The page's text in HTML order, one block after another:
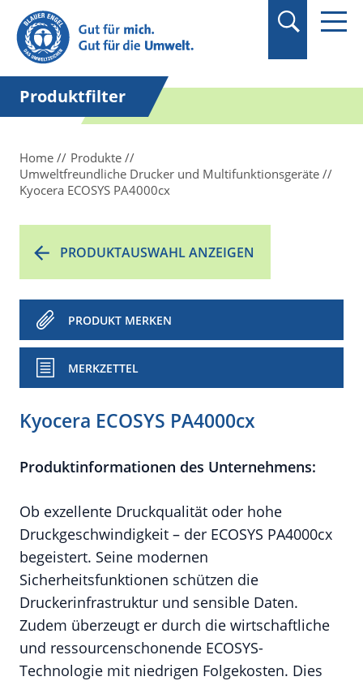
Suchbegriff in
Anführungszeichen
setzen.
Produktfilter
Home
Produkte
Umweltfreundliche Drucker und Multifunktionsgeräte
Kyocera ECOSYS PA4000cx
PRODUKTAUSWAHL ANZEIGEN
PRODUKT MERKEN
MERKZETTEL
Kyocera ECOSYS PA4000cx
Produktinformationen des Unternehmens:
Ob exzellente Druckqualität oder hohe
Druckgeschwindigkeit – der ECOSYS PA4000cx
begeistert. Seine modernen
Sicherheitsfunktionen schützen die
Druckerinfrastruktur und sensible Daten.
Zudem überzeugt er durch die wirtschaftliche
und ressourcenschonende ECOSYS-
Technologie mit niedrigen Folgekosten. Dies